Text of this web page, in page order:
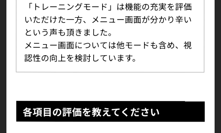
「トレーニングモード」は機能の充実を評価
いただけた一方、メニュー画面が分かり辛い
という声も頂きました。
メニュー画面については他モードも含め、視
認性の向上を検討しています。
各項目の評価を教えてください